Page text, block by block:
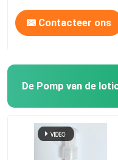
Contacteer ons
De Pomp van de